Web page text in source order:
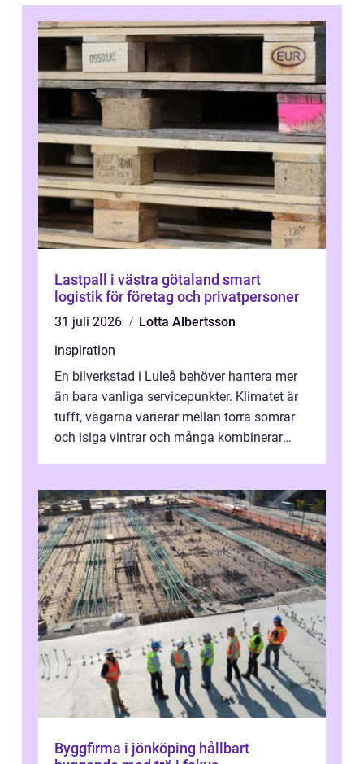
Lastpall i västra götaland smart
logistik för företag och privatpersoner
31 juli 2026
Lotta Albertsson
inspiration
En bilverkstad i Luleå behöver hantera mer
än bara vanliga servicepunkter. Klimatet är
tufft, vägarna varierar mellan torra somrar
och isiga vintrar och många kombinerar
Byggfirma i jönköping hållbart